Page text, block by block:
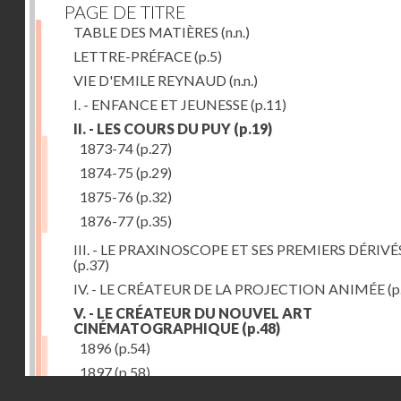
PAGE DE TITRE
TABLE DES MATIÈRES (n.n.)
LETTRE-PRÉFACE(p.5)
VIE D'EMILE REYNAUD (n.n.)
I. - ENFANCE ET JEUNESSE(p.11)
II. - LES COURS DU PUY (p.19)
1873-74(p.27)
1874-75 (p.29)
1875-76 (p.32)
1876-77(p.35)
III. - LE PRAXINOSCOPE ET SES PREMIERS
(p.37)
IV. - LE CRÉATEUR DE LA PROJECTION ANIMÉE
V. - LE CRÉATEUR DU NOUVEL ART
CINÉMATOGRAPHIQUE (p.48)
1896 (p.54)
1897(p.58)